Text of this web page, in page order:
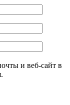
и веб-сайт в